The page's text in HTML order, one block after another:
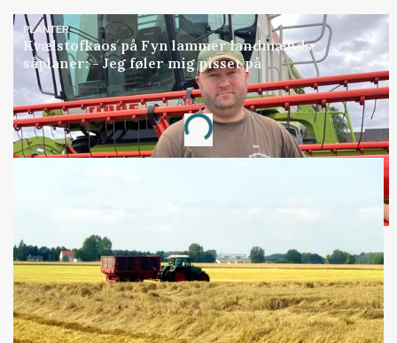
PLANTER
Kvælstofkaos på Fyn lammer landmænds
såplaner: - Jeg føler mig pisset på
Annonce
Loading...